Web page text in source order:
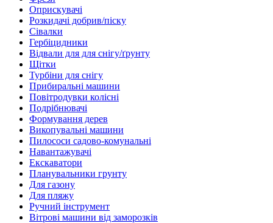
Оприскувачі
Розкидачі добрив/піску
Сівалки
Гербіцидники
Відвали для для снігу/ґрунту
Щітки
Турбіни для снігу
Прибиральні машини
Повітродувки колісні
Подрібнювачі
Формування дерев
Викопувальні машини
Пилососи садово-комунальні
Навантажувачі
Екскаватори
Планувальники грунту
Для газону
Для пляжу
Ручний інструмент
Вітрові машини від заморозків